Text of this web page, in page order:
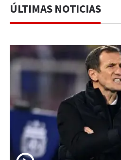
ÚLTIMAS NOTICIAS